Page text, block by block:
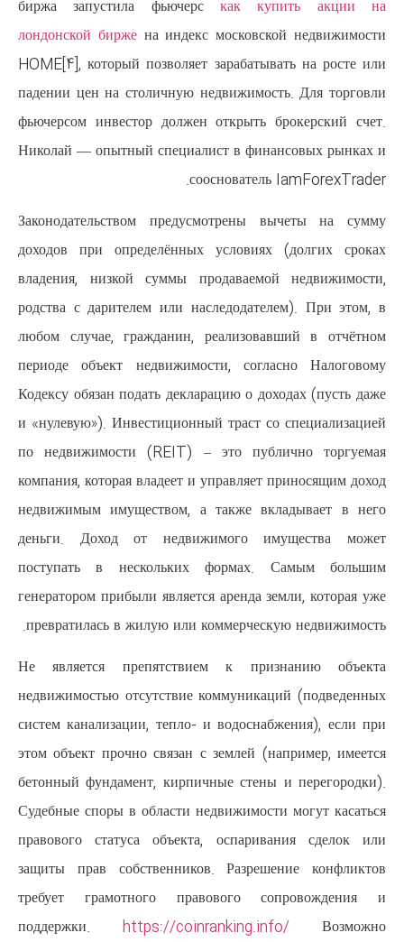
биржа запустила фьючерс
лондонской биржена индекс
HOME[4], который позволяет
падении цен на столичную
фьючерсом инвестор должен
Николай — опытный специалист
Законодательством
доходов при определённых
владения, низкой суммы
родства с дарителем или
любом случае, гражданин,
периоде объект
Кодексу обязан подать
и «нулевую»). Инвестиционный
по недвижимости (REIT) –
компания, которая владеет и
недвижимым имуществом, а
деньги. Доход от
поступать в нескольких
генератором прибыли является
превратилась в жилую или
Не является препятствием
недвижимостью отсутствие
систем канализации, тепло- и
этом объект прочно связан с
бетонный фундамент,
Судебные споры в области
правового статуса объекта,
защиты прав собственников.
требует грамотного
поддержки.https://